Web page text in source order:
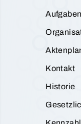
Aufgaben
Kontakt
Historie